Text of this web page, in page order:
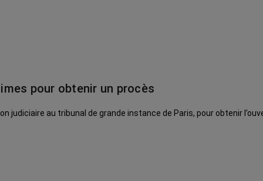
pour obtenir un procès
au tribunal de grande instance de Paris, pour obtenir